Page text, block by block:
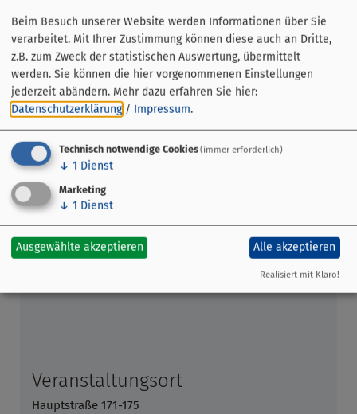
Treffpunkt:Museum Stadt Miltenberg
Preis:€ 10 pro Person
Dauer:ca. 60 Minuten
Alle weiteren Informationen finden Sie auf:
Veranstaltungsort
Hauptstraße 171-175
Beim Besuch unserer Website werden Informationen über Sie
verarbeitet. Mit Ihrer Zustimmung können diese auch an Dritte,
z.B. zum Zweck der statistischen Auswertung, übermittelt
werden. Sie können die hier vorgenommenen Einstellungen
jederzeit abändern. Mehr dazu erfahren Sie hier:
Datenschutzerklärung / Impressum.
Technisch notwendige Cookies(immer erforderlich)
↓ 1 Dienst
Marketing
↓ 1 Dienst
Ausgewählte akzeptieren Alle akzeptieren
Realisiert mit Klaro!